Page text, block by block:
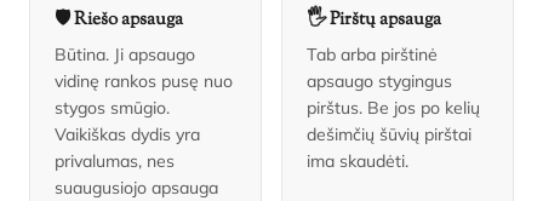
🛡️ Riešo apsauga
Būtina. Ji apsaugo
vidinę rankos pusę nuo
stygos smūgio.
Vaikiškas dydis yra
privalumas, nes
suaugusiojo apsauga
🖐️ Pirštų apsauga
Tab arba pirštinė
apsaugo stygingus
pirštus. Be jos po kelių
dešimčių šūvių pirštai
ima skaudėti.